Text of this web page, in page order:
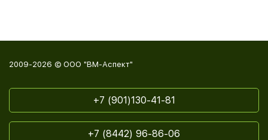
2009-2026 © ООО "ВМ-Аспект"
+7 (901)130-41-81
+7 (8442) 96-86-06